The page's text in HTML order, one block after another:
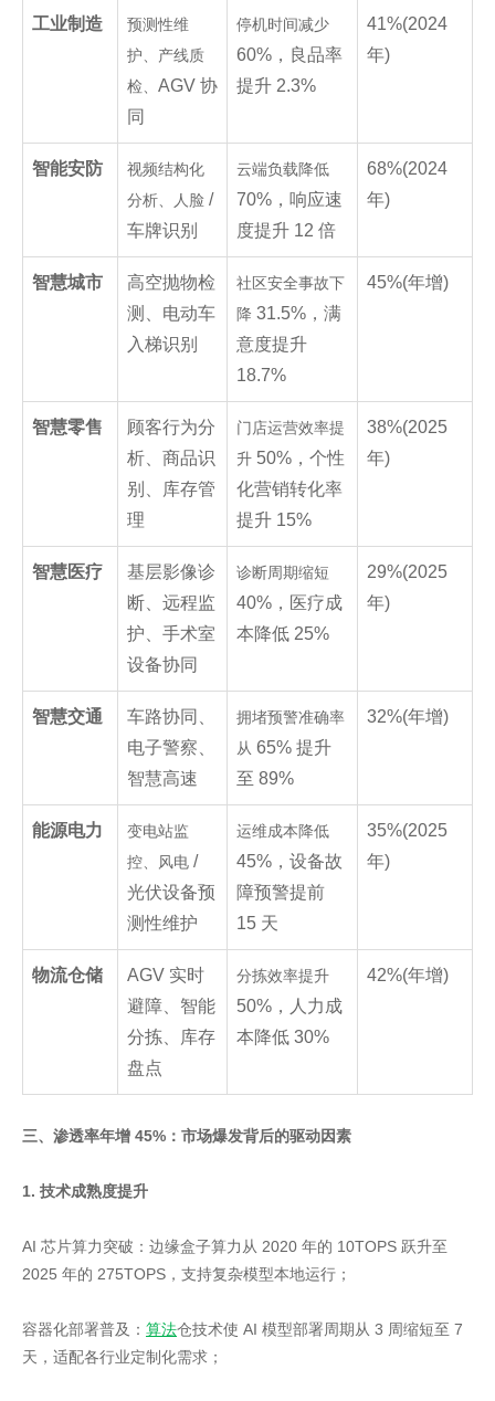
工业制造
预测性维
护、产线质
检、 AGV 协
同
停机时间减少
60%，良品率
提升 2.3%
41%(2024
年)
智能安防
视频结构化
分析、人脸 /
车牌识别
云端负载降低
70%，响应速
度提升 12 倍
68%(2024
年)
智慧城市
高空抛物检
测、电动车
入梯识别
社区安全事故下
降 31.5%，满
意度提升
18.7%
45%(年增)
智慧零售
顾客行为分
析、商品识
别、库存管
理
门店运营效率提
升 50%，个性
化营销转化率
提升 15%
38%(2025
年)
智慧医疗
基层影像诊
断、远程监
护、手术室
设备协同
诊断周期缩短
40%，医疗成
本降低 25%
29%(2025
年)
智慧交通
车路协同、
电子警察、
智慧高速
拥堵预警准确率
从 65% 提升
至 89%
32%(年增)
能源电力
变电站监
控、风电 /
光伏设备预
测性维护
运维成本降低
45%，设备故
障预警提前
15 天
35%(2025
年)
物流仓储
AGV 实时
避障、智能
分拣、库存
盘点
分拣效率提升
50%，人力成
本降低 30%
42%(年增)
三、渗透率年增 45%：市场爆发背后的驱动因素
1. 技术成熟度提升
AI 芯片算力突破：边缘盒子算力从 2020 年的 10TOPS 跃升至
2025 年的 275TOPS，支持复杂模型本地运行；
容器化部署普及： 算法仓技术使 AI 模型部署周期从 3 周缩短至 7
天，适配各行业定制化需求；